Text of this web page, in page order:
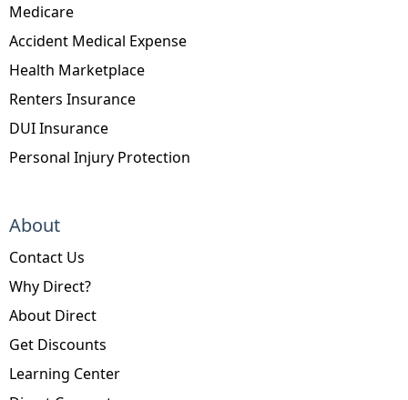
Medicare
Accident Medical Expense
Health Marketplace
Renters Insurance
DUI Insurance
Personal Injury Protection
About
Contact Us
Why Direct?
About Direct
Get Discounts
Learning Center